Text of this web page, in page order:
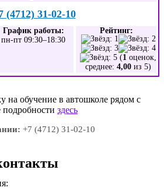
(4712) 31-02-10
График работы:
пн-пт 09:30–18:30
Рейтинг:
(1 оценок,
среднее: 4,00 из 5)
на обучение в автошколе рядом с
здесь
+7 (4712) 31-02-10